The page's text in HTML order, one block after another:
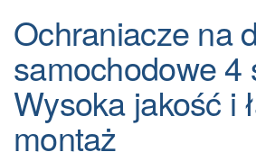
Ochraniacze na
samochodowe 4
Wysoka jakość i
montaż